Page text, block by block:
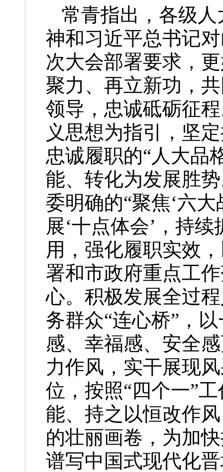
常青指出，各级
神和习近平总书记
次大会部署要求，
聚力、再立新功，
领导，忠诚砥砺征
义思想为指引，坚
忠诚履职的“人大品
能、转化为发展胜
委明确的“聚焦‘六
展‘十点体会’，持
用，强化履职实效
署和市政府重点工
心。积极发展全过
务群众“连心桥”，
感、幸福感、安全
力作风，实干展现
位，按照“四个一”
能、持之以恒改作
的壮丽画卷，为加
谱写中国式现代化